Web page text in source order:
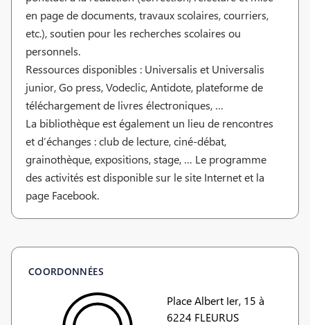
en page de documents, travaux scolaires, courriers,
etc.), soutien pour les recherches scolaires ou
personnels.
Ressources disponibles : Universalis et Universalis
junior, Go press, Vodeclic, Antidote, plateforme de
téléchargement de livres électroniques, …
La bibliothèque est également un lieu de rencontres
et d’échanges : club de lecture, ciné-débat,
grainothèque, expositions, stage, … Le programme
des activités est disponible sur le site Internet et la
page Facebook.
COORDONNÉES
Place Albert Ier, 15 à
6224 FLEURUS